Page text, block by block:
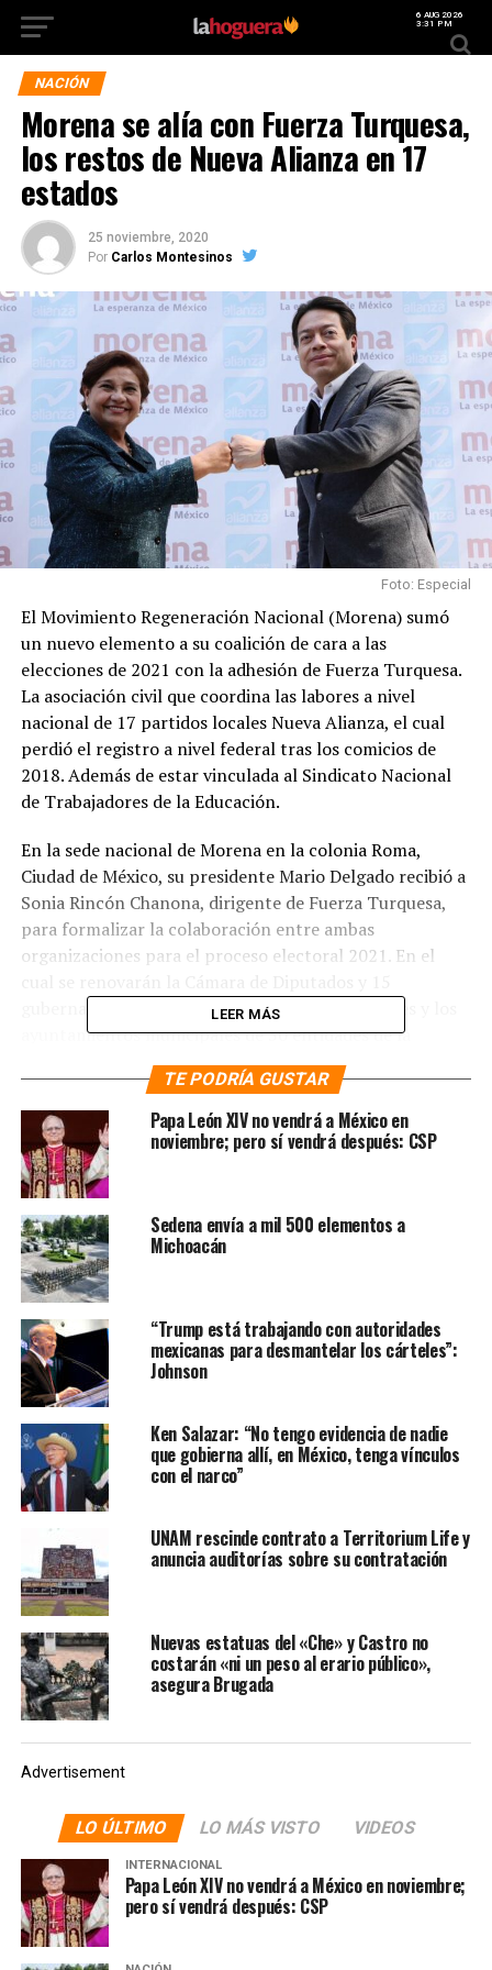
6 AUG 2026
3:31 PM
NACIÓN
Morena se alía con Fuerza Turquesa,
los restos de Nueva Alianza en 17
estados
25 noviembre, 2020
Por Carlos Montesinos
Foto: Especial
El Movimiento Regeneración Nacional (Morena) sumó
un nuevo elemento a su coalición de cara a las
elecciones de 2021 con la adhesión de Fuerza Turquesa.
La asociación civil que coordina las labores a nivel
nacional de 17 partidos locales Nueva Alianza, el cual
perdió el registro a nivel federal tras los comicios de
2018. Además de estar vinculada al Sindicato Nacional
de Trabajadores de la Educación.
En la sede nacional de Morena en la colonia Roma,
Ciudad de México, su presidente Mario Delgado recibió a
Sonia Rincón Chanona, dirigente de Fuerza Turquesa,
para formalizar la colaboración entre ambas
organizaciones para el proceso electoral 2021. En el
gubernaturas, además de 30 legislaturas estatales y los
ayuntamientos municipales de 30 entidades de la
Te puede interesar:PT
promueve aliarse con
Morena y Verde tras caerse
la alianza en SLP
“Aglutinamos la fuerza de quienes participan en la vida
de los partidos locales Nueva Alianza en 17 estados del
país y de miles de ciudadanos más. Consideramos que la
política es una labor noble que solo enaltece cuando se
realiza en beneficio de la sociedad y en la búsqueda de
las mejores soluciones a los problemas que le aquejan”,
lee el comunicado oficial de Fuerza Turquesa respecto a
su alianza con Morena.
Tras perder el registro como partido político nacional
en 2018, Nueva Alianza lo conservó a nivel estatal en
Baja California Sur, Chihuahua, Nayarit, Nuevo León, San
Luis Potosí, Sonora, Tlaxcala y Zacatecas, todas
entidades que renovarán sus gubernaturas el próximo
años. Además de en Aguascalientes, Chiapas, Colima,
Guanajuato, Hidalgo, Morelos, Oaxaca, Puebla, Yucatán
y el Estado de México, donde también habrá procesos
electorales.
Te puede interesar:
‘afiliación corporativa’, INE
niega registro y multa a
partidos de Elba Esther,
LEER MÁS
TE PODRÍA GUSTAR
Papa León XIV no vendrá a México en
noviembre; pero sí vendrá después: CSP
Sedena envía a mil 500 elementos a
Michoacán
“Trump está trabajando con autoridades
mexicanas para desmantelar los cárteles”:
Johnson
Ken Salazar: “No tengo evidencia de nadie
que gobierna allí, en México, tenga vínculos
con el narco”
UNAM rescinde contrato a Territorium Life y
anuncia auditorías sobre su contratación
Nuevas estatuas del «Che» y Castro no
costarán «ni un peso al erario público»,
asegura Brugada
Advertisement
LO ÚLTIMO LO MÁS VISTO VIDEOS
INTERNACIONAL
Papa León XIV no vendrá a México en noviembre;
pero sí vendrá después: CSP